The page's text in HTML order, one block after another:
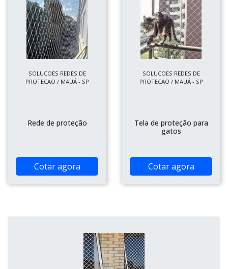
SOLUCOES REDES DE
PROTECAO / MAUÁ - SP
Rede de proteção
Cotar agora
SOLUCOES REDES DE
PROTECAO / MAUÁ - SP
Tela de proteção para
gatos
Cotar agora